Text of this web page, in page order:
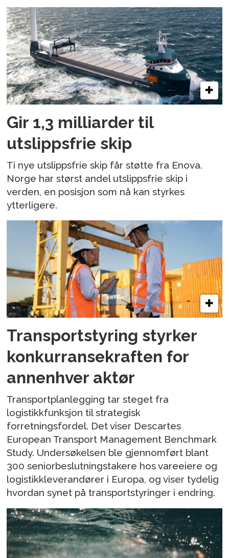
Gir 1,3 milliarder til
utslippsfrie skip
Ti nye utslippsfrie skip får støtte fra Enova.
Norge har størst andel utslippsfrie skip i
verden, en posisjon som nå kan styrkes
ytterligere.
Transportstyring styrker
konkurransekraften for
annenhver aktør
Transportplanlegging tar steget fra
logistikkfunksjon til strategisk
forretningsfordel. Det viser Descartes
European Transport Management Benchmark
Study. Undersøkelsen ble gjennomført blant
300 seniorbeslutningstakere hos vareeiere og
logistikkleverandører i Europa, og viser tydelig
hvordan synet på transportstyringer i endring.